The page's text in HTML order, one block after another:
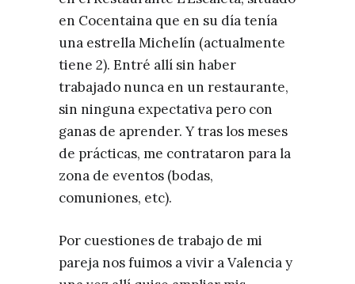
en Cocentaina que en su día tenía
una estrella Michelín (actualmente
tiene 2). Entré allí sin haber
trabajado nunca en un restaurante,
sin ninguna expectativa pero con
ganas de aprender. Y tras los meses
de prácticas, me contrataron para la
zona de eventos (bodas,
comuniones, etc).
Por cuestiones de trabajo de mi
pareja nos fuimos a vivir a Valencia y